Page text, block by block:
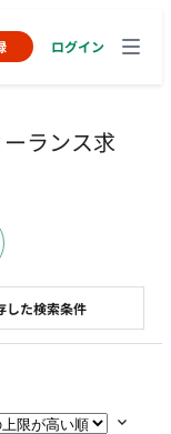
ログイン
ランス求
した検索条件